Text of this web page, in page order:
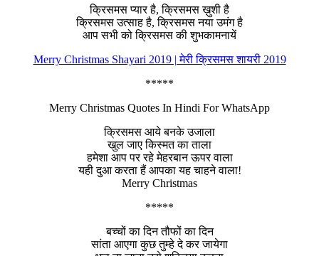
क्रिसमस प्यार है, क्रिसमस ख़ुशी है
क्रिसमस उत्साह है, क्रिसमस नया उमंग है
आप सभी को क्रिसमस की शुभकामनायें
Merry Christmas Shayari 2019 | मेरी क्रिसमस शायरी 2019
*****
Merry Christmas Quotes In Hindi For WhatsApp
क्रिसमस आये बनके उजाला
खुल जाए किस्मत का ताला
हमेशा आप पर रहे मेहरबान ऊपर वाला
यही दुआ करता हैं आपका यह चाहने वाला!
Merry Christmas
*****
बच्चों का दिन तौफों का दिन
सांता आएगा कुछ तुम्हे दे कर जायेगा